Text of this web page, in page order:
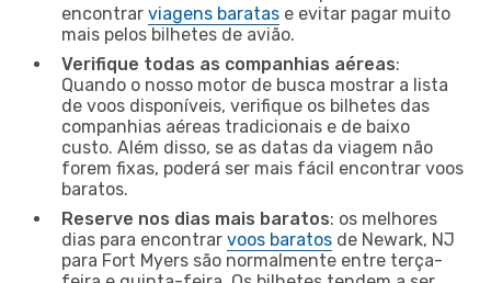
encontrar viagens baratas e evitar pagar muito
mais pelos bilhetes de avião.
Verifique todas as companhias aéreas:
Quando o nosso motor de busca mostrar a lista
de voos disponíveis, verifique os bilhetes das
companhias aéreas tradicionais e de baixo
custo. Além disso, se as datas da viagem não
forem fixas, poderá ser mais fácil encontrar voos
baratos.
Reserve nos dias mais baratos: os melhores
dias para encontrar voos baratos de Newark, NJ
para Fort Myers são normalmente entre terça-